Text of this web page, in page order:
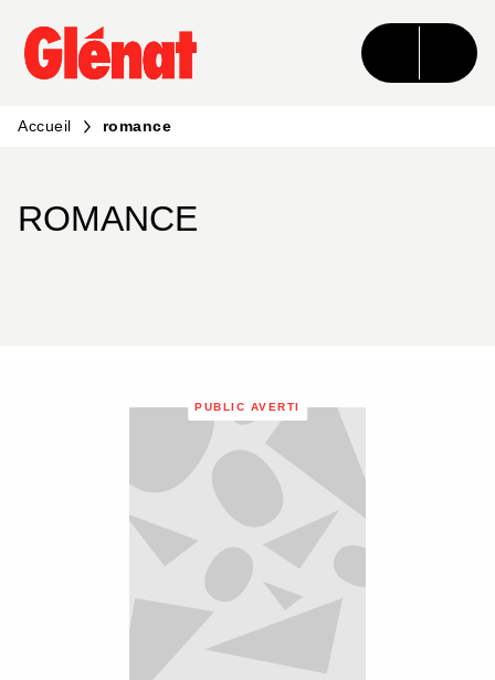
MENU RECHERCHE CONTENU
PIED DE PAGE
Accueil romance
ROMANCE
PUBLIC AVERTI